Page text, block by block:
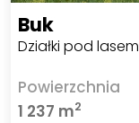
Buk
Działki pod lasem
Powierzchnia
1 237 m2